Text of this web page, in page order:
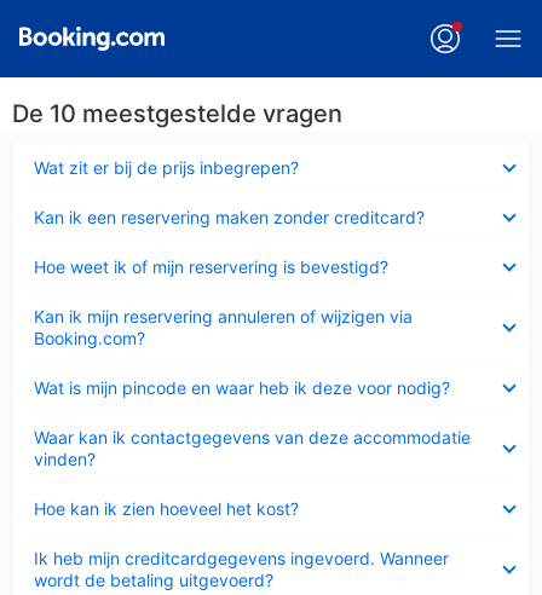
De 10 meestgestelde vragen
Wat zit er bij de prijs inbegrepen?
Kan ik een reservering maken zonder creditcard?
Hoe weet ik of mijn reservering is bevestigd?
Kan ik mijn reservering annuleren of wijzigen via
Booking.com?
Wat is mijn pincode en waar heb ik deze voor nodig?
Waar kan ik contactgegevens van deze accommodatie
vinden?
Hoe kan ik zien hoeveel het kost?
Ik heb mijn creditcardgegevens ingevoerd. Wanneer
wordt de betaling uitgevoerd?